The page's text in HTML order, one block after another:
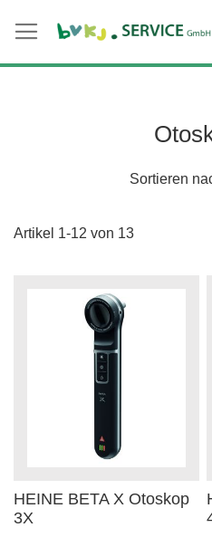
Artikel 1-12 von 13
Sortieren
HEINE BETA X Otoskop
3X